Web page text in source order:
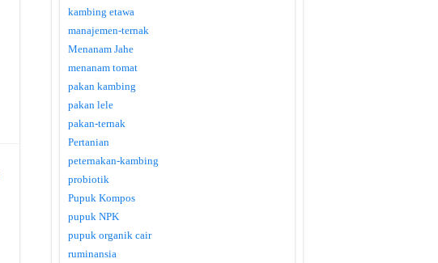
kambing etawa
manajemen-ternak
Menanam Jahe
menanam tomat
pakan kambing
pakan lele
pakan-ternak
Pertanian
peternakan-kambing
probiotik
Pupuk Kompos
pupuk NPK
pupuk organik cair
ruminansia